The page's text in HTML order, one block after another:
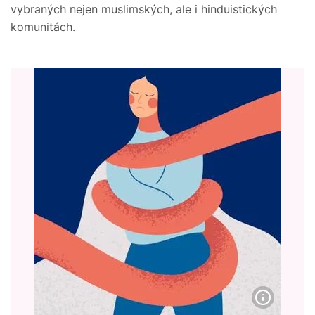
vybraných nejen muslimských, ale i hinduistických
komunitách.